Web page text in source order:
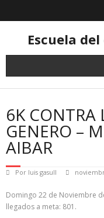
Escuela
6K CONTRA
GENERO –
AIBAR
Por luis gasull
Domingo 22 de Noviembre
llegados a meta: 801.